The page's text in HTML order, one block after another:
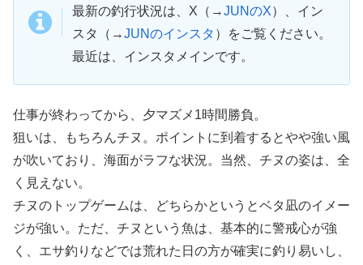
最新の釣行状況は、X（→JUNのX）、イン
スタ（→JUNのインスタ ）をご覧ください。
最近は、インスタメインです。
仕事が終わってから、夕マズメ1時間勝負。
狙いは、もちろんチヌ。ポイントに到着するとやや強い風
が吹いており、海面がラフな状況。当然、チヌの姿は、全
く見えない。
チヌのトップゲームは、どちらかというとベタ凪のイメー
ジが強い。ただ、チヌという魚は、基本的に警戒心が強
く、エサ釣りなどでは荒れた日の方が確実に釣り易いし、